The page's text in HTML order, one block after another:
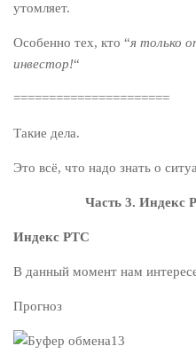
утомляет.
Особенно тех, кто “я только
инвестор!“
======================
Такие дела.
Это всё, что надо знать о
Часть 3. Индекс
Индекс РТС
В данный момент нам
Прогноз